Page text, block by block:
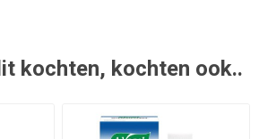
kochten, kochten ook..